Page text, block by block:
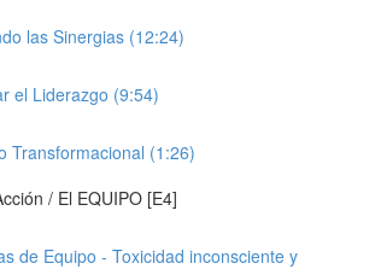
las Sinergias (12:24)
el Liderazgo (9:54)
Transformacional (1:26)
/ El EQUIPO [E4]
de Equipo - Toxicidad inconsciente y